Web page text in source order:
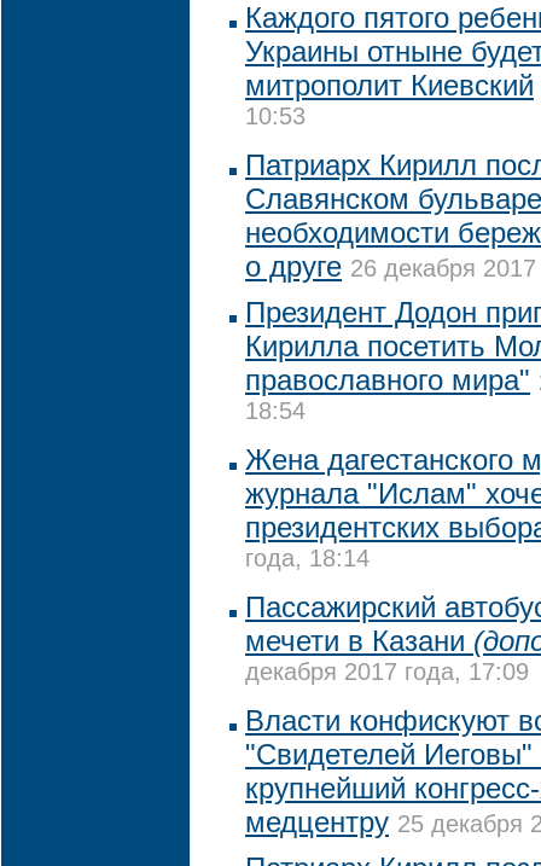
Каждого пятого
Украины отныне
митрополит Киевский
10:53
Патриарх Кирилл
Славянском
необходимости
о друге 26 декабря
Президент Додон
Кирилла посетить
православного мира"
18:54
Жена дагестанского
журнала "Ислам"
президентских
года, 18:14
Пассажирский
мечети в Казани
декабря 2017 года, 17:09
Власти конфискуют
"Свидетелей Иеговы"
крупнейший
медцентру 25 декабря